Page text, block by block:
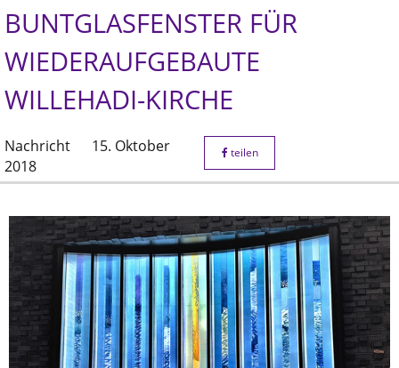
BUNTGLASFENSTER FÜR
WIEDERAUFGEBAUTE
WILLEHADI-KIRCHE
Nachricht
15. Oktober
2018
teilen